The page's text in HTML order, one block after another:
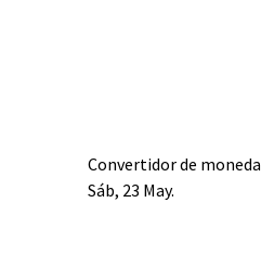
Convertidor de moneda
Sáb, 23 May.